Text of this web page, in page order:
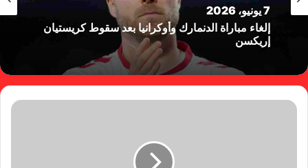
7 يونيو، 2026
إلغاء مباراة الدنمارك وأوكرانيا بعد سقوط كريستيان
إريكسن